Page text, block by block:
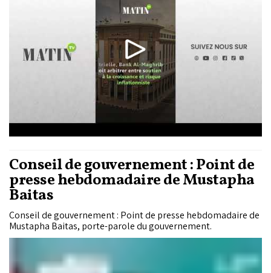
Conseil de gouvernement : Point de
presse hebdomadaire de Mustapha
Baitas
Conseil de gouvernement : Point de presse hebdomadaire de
Mustapha Baitas, porte-parole du gouvernement.